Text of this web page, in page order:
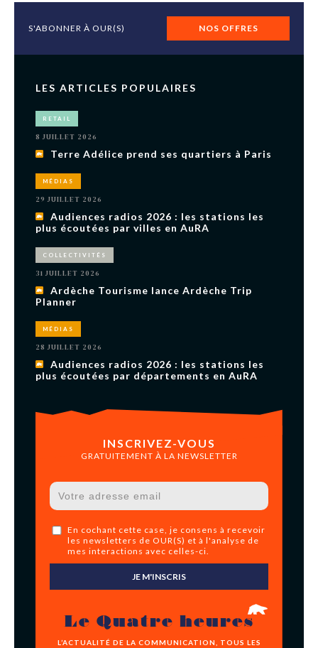
S'ABONNER À OUR(S) NOS OFFRES
LES ARTICLES POPULAIRES
RETAIL
8 JUILLET 2026
Terre Adélice prend ses quartiers à Paris
MÉDIAS
29 JUILLET 2026
Audiences radios 2026 : les stations les
plus écoutées par villes en AuRA
COLLECTIVITÉS
31 JUILLET 2026
Ardèche Tourisme lance Ardèche Trip
Planner
MÉDIAS
28 JUILLET 2026
Audiences radios 2026 : les stations les
plus écoutées par départements en AuRA
INSCRIVEZ-VOUS
GRATUITEMENT À LA NEWSLETTER
En cochant cette case, je consens à recevoir
les newsletters de OUR(S) et à l'analyse de
mes interactions avec celles-ci.
JE M'INSCRIS
Le Quatre heures
L’ACTUALITÉ DE LA COMMUNICATION, TOUS LES